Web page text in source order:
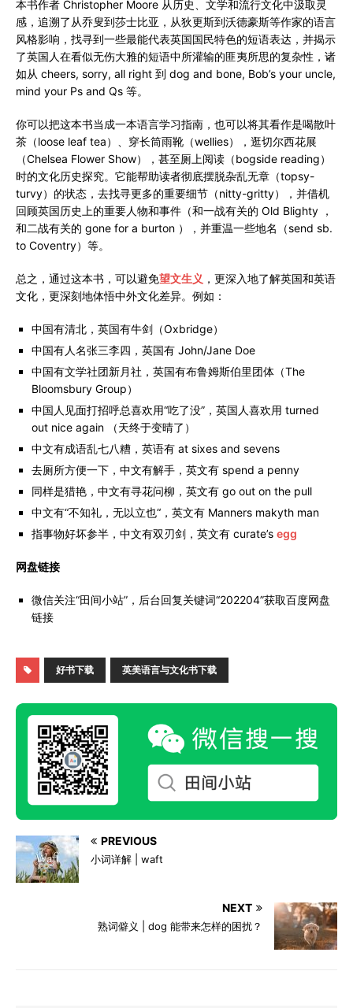
本书作者 Christopher Moore 从历史、文学和流行文化中汲取灵
感，追溯了从乔叟到莎士比亚，从狄更斯到沃德豪斯等作家的语言
风格影响，找寻到一些最能代表英国国民特色的短语表达，并揭示
了英国人在看似无伤大雅的短语中所灌输的匪夷所思的复杂性，诸
如从 cheers, sorry, all right 到 dog and bone, Bob’s your uncle,
mind your Ps and Qs 等。
你可以把这本书当成一本语言学习指南，也可以将其看作是喝散叶
茶（loose leaf tea）、穿长筒雨靴（wellies），逛切尔西花展
（Chelsea Flower Show），甚至厕上阅读（bogside reading）
时的文化历史探究。它能帮助读者彻底摆脱杂乱无章（topsy-
turvy）的状态，去找寻更多的重要细节（nitty-gritty），并借机
回顾英国历史上的重要人物和事件（和一战有关的 Old Blighty ，
和二战有关的 gone for a burton ），并重温一些地名（send sb.
to Coventry）等。
总之，通过这本书，可以避免望文生义 ，更深入地了解英国和英语
文化，更深刻地体悟中外文化差异。例如：
中国有清北，英国有牛剑（Oxbridge）
中国有人名张三李四，英国有 John/Jane Doe
中国有文学社团新月社，英国有布鲁姆斯伯里团体（The
Bloomsbury Group）
中国人见面打招呼总喜欢用“吃了没”，英国人喜欢用 turned
out nice again （天终于变晴了）
中文有成语乱七八糟，英语有 at sixes and sevens
去厕所方便一下，中文有解手，英文有 spend a penny
同样是猎艳，中文有寻花问柳，英文有 go out on the pull
中文有“不知礼，无以立也“，英文有 Manners makyth man
指事物好坏参半，中文有双刃剑，英文有 curate’s egg
网盘链接
微信关注“田间小站”，后台回复关键词“202204”获取百度网盘
链接
好书下载 英美语言与文化书下载
PREVIOUS
小词详解 | waft
NEXT
熟词僻义 | dog 能带来怎样的困扰？